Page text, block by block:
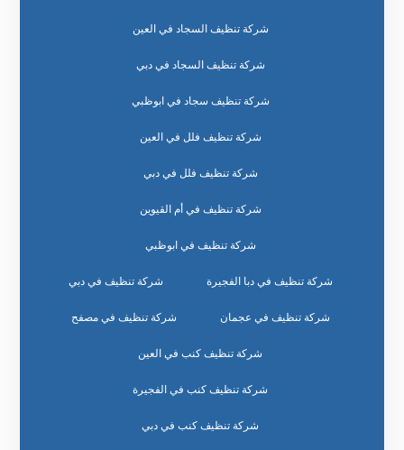
شركة تنظيف السجاد في العين
شركة تنظيف السجاد في دبي
شركة تنظيف سجاد في ابوظبي
شركة تنظيف فلل في العين
شركة تنظيف فلل في دبي
شركة تنظيف في أم القيوين
شركة تنظيف في ابوظبي
شركة تنظيف في دبا الفجيرة شركة تنظيف في دبي
شركة تنظيف في عجمان شركة تنظيف في مصفح
شركة تنظيف كنب في العين
شركة تنظيف كنب في الفجيرة
شركة تنظيف كنب في دبي